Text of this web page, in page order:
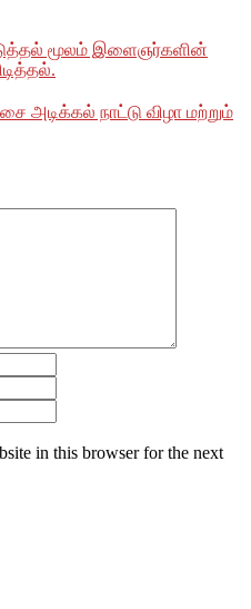
மூலம் இளைஞர்களின்
அடிக்கல் நாட்டு விழா மற்றும்
in this browser for the next